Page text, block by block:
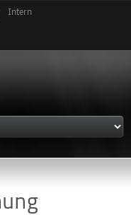
Intern